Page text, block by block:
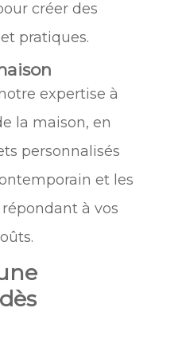
créer des
pratiques.
expertise à
la maison, en
personnalisés
et les
à vos